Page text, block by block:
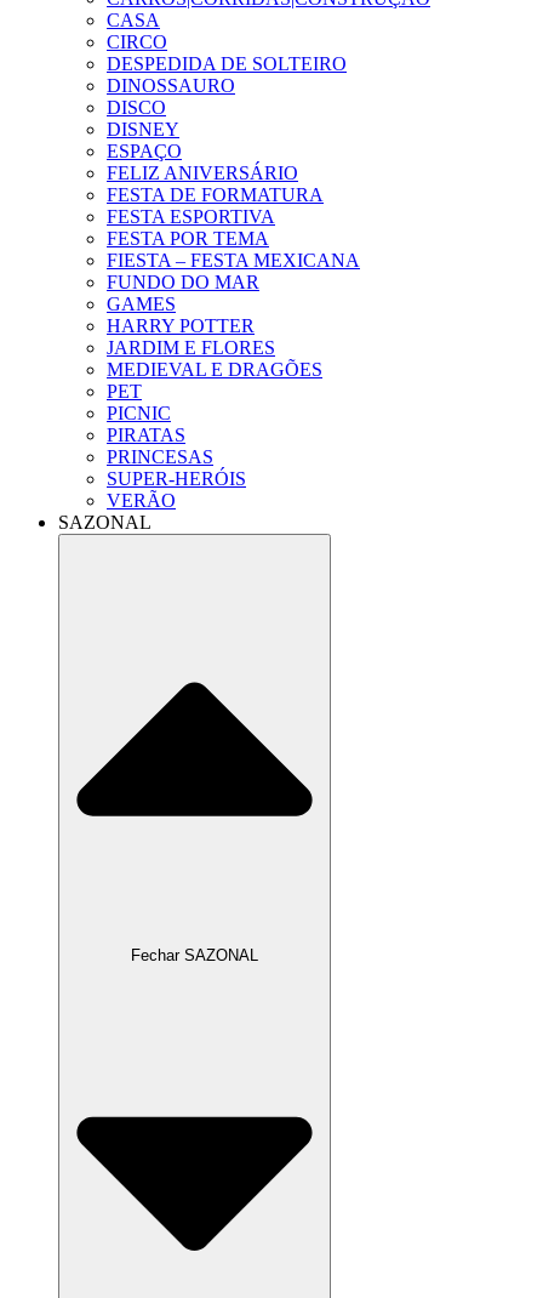
CASA
CIRCO
DESPEDIDA DE SOLTEIRO
DINOSSAURO
DISCO
DISNEY
ESPAÇO
FELIZ ANIVERSÁRIO
FESTA DE FORMATURA
FESTA ESPORTIVA
FESTA POR TEMA
FIESTA – FESTA MEXICANA
FUNDO DO MAR
GAMES
HARRY POTTER
JARDIM E FLORES
MEDIEVAL E DRAGÕES
PET
PICNIC
PIRATAS
PRINCESAS
SUPER-HERÓIS
VERÃO
SAZONAL
Fechar SAZONAL